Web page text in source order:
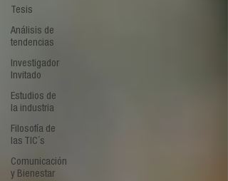
Tesis
Análisis de
tendencias
Investigador
Invitado
Estudios de
la industria
Filosofía de
las TIC´s
Comunicación
y Bienestar